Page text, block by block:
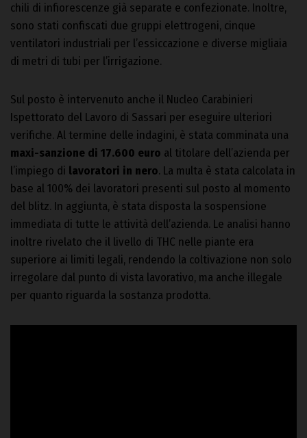
chili di infiorescenze già separate e confezionate. Inoltre,
sono stati confiscati due gruppi elettrogeni, cinque
ventilatori industriali per l’essiccazione e diverse migliaia
di metri di tubi per l’irrigazione.
Sul posto è intervenuto anche il Nucleo Carabinieri
Ispettorato del Lavoro di Sassari per eseguire ulteriori
verifiche. Al termine delle indagini, è stata comminata una
maxi-sanzione di 17.600 euro al titolare dell’azienda per
l’impiego di lavoratori in nero. La multa è stata calcolata in
base al 100% dei lavoratori presenti sul posto al momento
del blitz. In aggiunta, è stata disposta la sospensione
immediata di tutte le attività dell’azienda. Le analisi hanno
inoltre rivelato che il livello di THC nelle piante era
superiore ai limiti legali, rendendo la coltivazione non solo
irregolare dal punto di vista lavorativo, ma anche illegale
per quanto riguarda la sostanza prodotta.